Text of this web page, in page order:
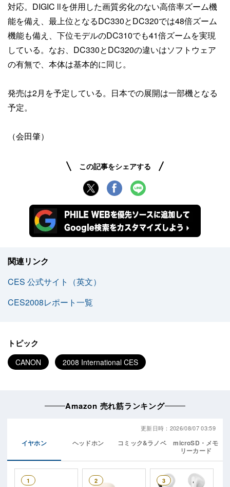
対応。DIGIC llを併用した画質劣化のない高倍率ズーム機
能を備え、最上位となるDC330とDC320では48倍ズーム
機能も備え、下位モデルのDC310でも41倍ズームを実現
している。なお、DC330とDC320の違いはソフトウェア
の有無で、本体は基本的に同じ。
発売は2月を予定している。日本での展開は一部機となる
予定。
（会田肇）
この記事をシェアする
関連リンク
CES 公式サイト（英文）
CES2008レポート一覧
トピック
CANON 2008 International CES